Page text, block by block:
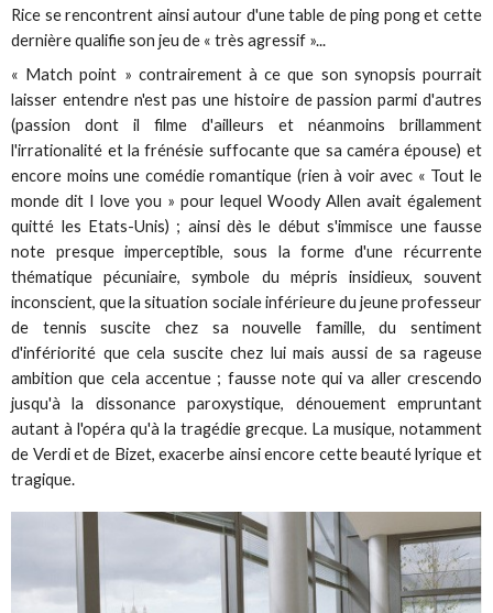
Rice se rencontrent ainsi autour d'une table de ping pong et cette
dernière qualifie son jeu de « très agressif »...
« Match point » contrairement à ce que son synopsis pourrait
laisser entendre n'est pas une histoire de passion parmi d'autres
(passion dont il filme d'ailleurs et néanmoins brillamment
l'irrationalité et la frénésie suffocante que sa caméra épouse) et
encore moins une comédie romantique (rien à voir avec « Tout le
monde dit I love you » pour lequel Woody Allen avait également
quitté les Etats-Unis) ; ainsi dès le début s'immisce une fausse
note presque imperceptible, sous la forme d'une récurrente
thématique pécuniaire, symbole du mépris insidieux, souvent
inconscient, que la situation sociale inférieure du jeune professeur
de tennis suscite chez sa nouvelle famille, du sentiment
d'infériorité que cela suscite chez lui mais aussi de sa rageuse
ambition que cela accentue ; fausse note qui va aller crescendo
jusqu'à la dissonance paroxystique, dénouement empruntant
autant à l'opéra qu'à la tragédie grecque. La musique, notamment
de Verdi et de Bizet, exacerbe ainsi encore cette beauté lyrique et
tragique.